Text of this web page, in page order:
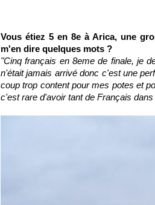
Vous étiez 5 en 8e à Arica, une
m'en dire quelques mots ?
"Cinq français en 8eme de finale, je
n'était jamais arrivé donc c'est une
coup trop content pour mes potes et
c'est rare d'avoir tant de Français